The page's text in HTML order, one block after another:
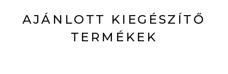
AJÁNLOTT KIEGÉSZÍTŐ
TERMÉKEK